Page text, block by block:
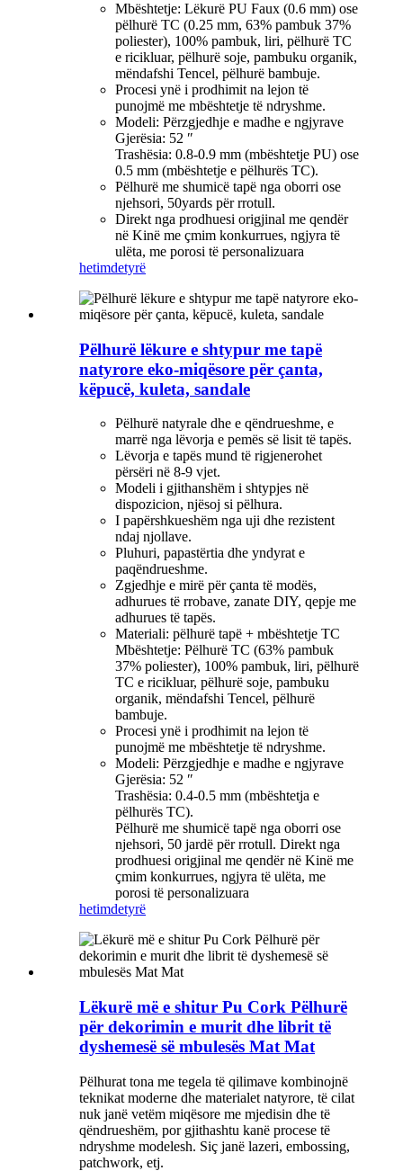
Mbështetje: Lëkurë PU Faux (0.6 mm) ose
pëlhurë TC (0.25 mm, 63% pambuk 37%
poliester), 100% pambuk, liri, pëlhurë TC
e ricikluar, pëlhurë soje, pambuku organik,
mëndafshi Tencel, pëlhurë bambuje.
Procesi ynë i prodhimit na lejon të
punojmë me mbështetje të ndryshme.
Modeli: Përzgjedhje e madhe e ngjyrave
Gjerësia: 52 ″
Trashësia: 0.8-0.9 mm (mbështetje PU) ose
0.5 mm (mbështetje e pëlhurës TC).
Pëlhurë me shumicë tapë nga oborri ose
njehsori, 50yards për rrotull.
Direkt nga prodhuesi origjinal me qendër
në Kinë me çmim konkurrues, ngjyra të
ulëta, me porosi të personalizuara
hetimdetyrë
Pëlhurë lëkure e shtypur me tapë
natyrore eko-miqësore për çanta,
këpucë, kuleta, sandale
Pëlhurë natyrale dhe e qëndrueshme, e
marrë nga lëvorja e pemës së lisit të tapës.
Lëvorja e tapës mund të rigjenerohet
përsëri në 8-9 vjet.
Modeli i gjithanshëm i shtypjes në
dispozicion, njësoj si pëlhura.
I papërshkueshëm nga uji dhe rezistent
ndaj njollave.
Pluhuri, papastërtia dhe yndyrat e
paqëndrueshme.
Zgjedhje e mirë për çanta të modës,
adhurues të rrobave, zanate DIY, qepje me
adhurues të tapës.
Materiali: pëlhurë tapë + mbështetje TC
Mbështetje: Pëlhurë TC (63% pambuk
37% poliester), 100% pambuk, liri, pëlhurë
TC e ricikluar, pëlhurë soje, pambuku
organik, mëndafshi Tencel, pëlhurë
bambuje.
Procesi ynë i prodhimit na lejon të
punojmë me mbështetje të ndryshme.
Modeli: Përzgjedhje e madhe e ngjyrave
Gjerësia: 52 ″
Trashësia: 0.4-0.5 mm (mbështetja e
pëlhurës TC).
Pëlhurë me shumicë tapë nga oborri ose
njehsori, 50 jardë për rrotull. Direkt nga
prodhuesi origjinal me qendër në Kinë me
çmim konkurrues, ngjyra të ulëta, me
porosi të personalizuara
hetimdetyrë
Lëkurë më e shitur Pu Cork Pëlhurë
për dekorimin e murit dhe librit të
dyshemesë së mbulesës Mat Mat
Pëlhurat tona me tegela të qilimave kombinojnë
teknikat moderne dhe materialet natyrore, të cilat
nuk janë vetëm miqësore me mjedisin dhe të
qëndrueshëm, por gjithashtu kanë procese të
ndryshme modelesh. Siç janë lazeri, embossing,
patchwork, etj.